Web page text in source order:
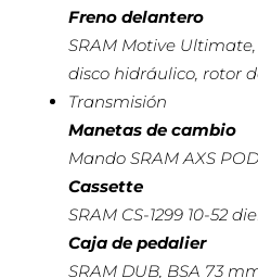
Freno delantero
SRAM Motive
disco hidráulico, rotor
Transmisión
Manetas de cambio
Mando SRAM AXS
Cassette
SRAM CS-1299 10-52
Caja de pedalier
SRAM DUB, BSA 73